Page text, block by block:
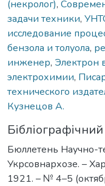
(некролог),
задачи техники,
исследование
бензола и толуола,
инженер, Электрон
электрохимии,
технического
Кузнецов А.
Бюллетень Научно-
Укрсовнархозе. –
1921. – № 4–5